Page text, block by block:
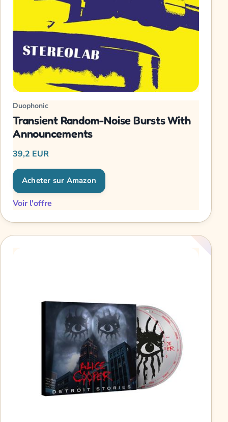
Duophonic
Transient Random-Noise Bursts With
Announcements
39,2 EUR
Acheter sur Amazon
Voir l'offre